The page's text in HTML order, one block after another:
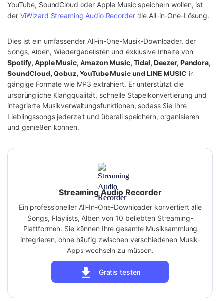
YouTube, SoundCloud oder Apple Music speichern wollen, ist
der ViWizard Streaming Audio Recorder die All-in-One-Lösung.
Dies ist ein umfassender All-in-One-Musik-Downloader, der
Songs, Alben, Wiedergabelisten und exklusive Inhalte von
Spotify, Apple Music, Amazon Music, Tidal, Deezer, Pandora,
SoundCloud, Qobuz, YouTube Music und LINE MUSIC in
gängige Formate wie MP3 extrahiert. Er unterstützt die
ursprüngliche Klangqualität, schnelle Stapelkonvertierung und
integrierte Musikverwaltungsfunktionen, sodass Sie Ihre
Lieblingssongs jederzeit und überall speichern, organisieren
und genießen können.
Streaming Audio Recorder
Ein professioneller All-In-One-Downloader konvertiert alle
Songs, Playlists, Alben von 10 beliebten Streaming-
Plattformen. Sie können Ihre gesamte Musiksammlung
integrieren, ohne häufig zwischen verschiedenen Musik-
Apps wechseln zu müssen.
Gratis testen